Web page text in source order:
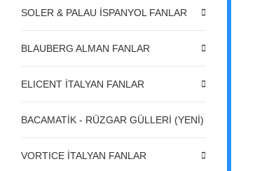
SOLER & PALAU İSPANYOL FANLAR
BLAUBERG ALMAN FANLAR
ELICENT İTALYAN FANLAR
BACAMATİK - RÜZGAR GÜLLERİ (YENİ)
VORTICE İTALYAN FANLAR